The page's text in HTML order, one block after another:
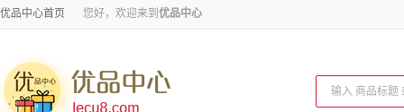
优品中心首页 您好，欢迎来到 优品中心